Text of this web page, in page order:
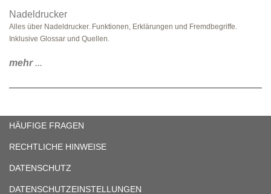
Nadeldrucker
Alles über Nadeldrucker. Funktionen, Erklärungen und Fremdbegriffe.
Inklusive Glossar und Quellen.
mehr...
HÄUFIGE FRAGEN
RECHTLICHE HINWEISE
DATENSCHUTZ
DATENSCHUTZEINSTELLUNGEN